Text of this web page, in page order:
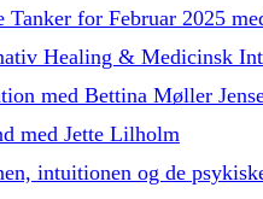
Tanker for Februar 2025
Healing & Medicinsk
med Bettina Møller
med Jette Lilholm
intuitionen og de